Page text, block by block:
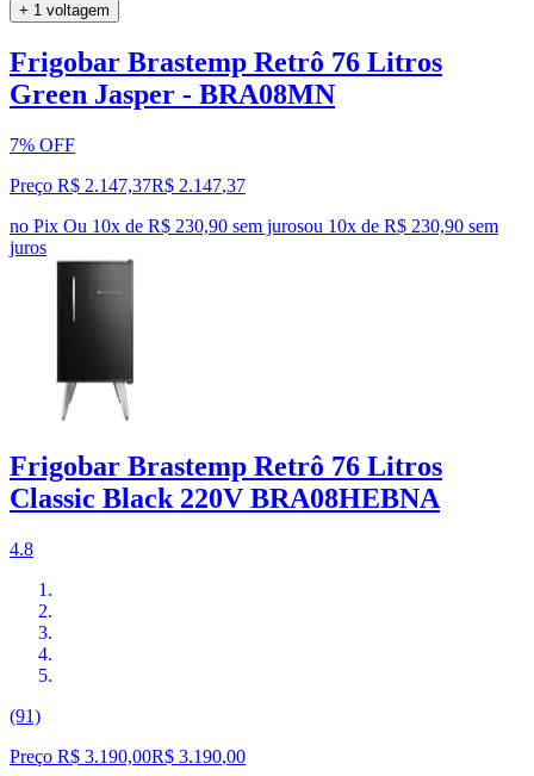
+ 1 voltagem
Frigobar Brastemp Retrô 76 Litros
Green Jasper - BRA08MN
7% OFF
Preço R$ 2.147,37R$ 2.147,37
no Pix Ou 10x de R$ 230,90 sem jurosou 10x de R$ 230,90 sem
juros
Frigobar Brastemp Retrô 76 Litros
Classic Black 220V BRA08HEBNA
4.8
(91)
Preço R$ 3.190,00R$ 3.190,00